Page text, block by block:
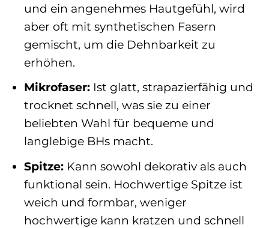
und ein angenehmes Hautgefühl, wird
aber oft mit synthetischen Fasern
gemischt, um die Dehnbarkeit zu
erhöhen.
Mikrofaser:Ist glatt, strapazierfähig und
trocknet schnell, was sie zu einer
beliebten Wahl für bequeme und
langlebige BHs macht.
Spitze:Kann sowohl dekorativ als auch
funktional sein. Hochwertige Spitze ist
weich und formbar, weniger
hochwertige kann kratzen und schnell